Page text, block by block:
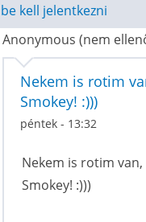
be kell jelentkezni
Anonymous (nem
Nekem is rotim
Smokey! :)))
péntek - 13:32
Nekem is rotim van,
Smokey! :)))